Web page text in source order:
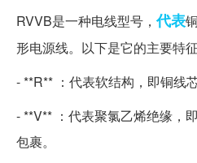
RVVB是一种电线型号，代表
形电源线。以下是它的主要特
- **R** ：代表软结构，即铜线
- **V** ：代表聚氯乙烯绝缘，
包裹。